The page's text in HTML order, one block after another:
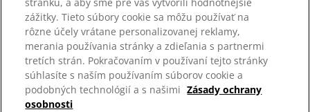
Vyberte jazyk
Zdroje
Kontaktujte nás
Mapa stránok
zážitky. Tieto súbory cookie sa môžu používať na
rôzne účely vrátane personalizovanej reklamy,
merania používania stránky a zdieľania s partnermi
tretích strán. Pokračovaním v používaní tejto stránky
súhlasíte s naším používaním súborov cookie a
podobných technológií a s našimi Zásady ochrany
osobnosti